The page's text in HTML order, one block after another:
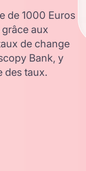
de 1000 Euros
aux
de change
Bank, y
des taux.